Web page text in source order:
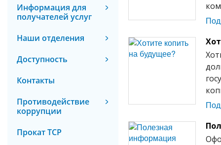
Информация для
получателей услуг
Наши отделения
Доступность
Контакты
Противодействие
коррупции
Прокат ТСР